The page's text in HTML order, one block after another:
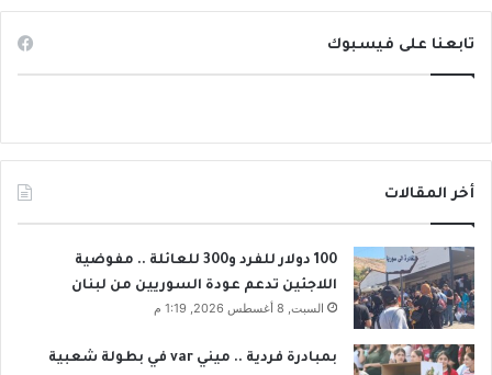
ي
ة
تابعنا على فيسبوك
أخر المقالات
100 دولار للفرد و300 للعائلة .. مفوضية
اللاجئين تدعم عودة السوريين من لبنان
السبت, 8 أغسطس 2026, 1:19 م
بمبادرة فردية .. ميني var في بطولة شعبية